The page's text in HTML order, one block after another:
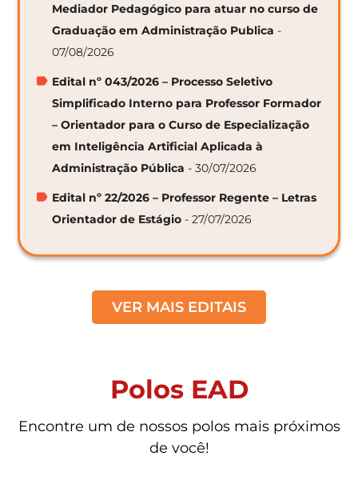
Mediador Pedagógico para atuar no curso de
Graduação em Administração Publica -
07/08/2026
Edital nº 043/2026 – Processo Seletivo
Simplificado Interno para Professor Formador
– Orientador para o Curso de Especialização
em Inteligência Artificial Aplicada à
Administração Pública - 30/07/2026
Edital nº 22/2026 – Professor Regente – Letras
Orientador de Estágio - 27/07/2026
VER MAIS EDITAIS
Polos EAD
Encontre um de nossos polos mais próximos
de você!